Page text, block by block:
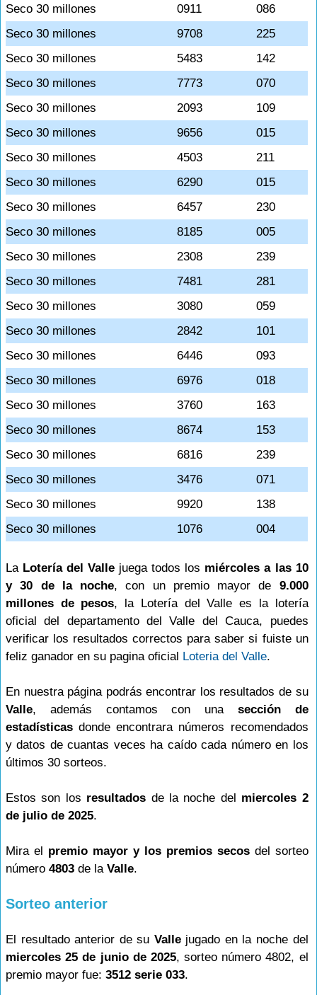
Seco 30 millones
0911
086
Seco 30 millones
9708
225
Seco 30 millones
5483
142
Seco 30 millones
7773
070
Seco 30 millones
2093
109
Seco 30 millones
9656
015
Seco 30 millones
4503
211
Seco 30 millones
6290
015
Seco 30 millones
6457
230
Seco 30 millones
8185
005
Seco 30 millones
2308
239
Seco 30 millones
7481
281
Seco 30 millones
3080
059
Seco 30 millones
2842
101
Seco 30 millones
6446
093
Seco 30 millones
6976
018
Seco 30 millones
3760
163
Seco 30 millones
8674
153
Seco 30 millones
6816
239
Seco 30 millones
3476
071
Seco 30 millones
9920
138
Seco 30 millones
1076 004
La Lotería del Valle juega todos los miércoles a las 10
y 30 de la noche, con un premio mayor de 9.000
millones de pesos, la Lotería del Valle es la lotería
oficial del departamento del Valle del Cauca, puedes
verificar los resultados correctos para saber si fuiste un
feliz ganador en su pagina oficial Loteria del Valle.
En nuestra página podrás encontrar los resultados de su
Valle, además contamos con una sección de
estadísticas donde encontrara números recomendados
y datos de cuantas veces ha caído cada número en los
últimos 30 sorteos.
Estos son los resultados de la noche del miercoles 2
de julio de 2025.
Mira el premio mayor y los premios secosdel sorteo
número 4803 de la Valle.
Sorteo anterior
El resultado anterior de su Vallejugado en la noche del
miercoles 25 de junio de 2025, sorteo número 4802, el
premio mayor fue: 3512 serie 033.